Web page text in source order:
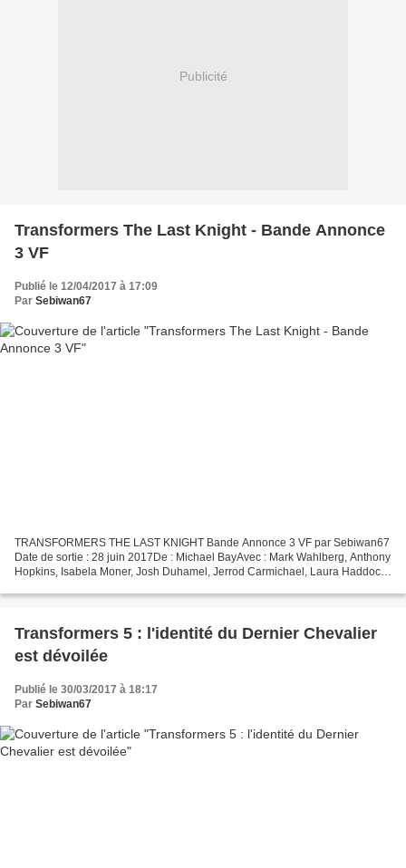
Publicité
Transformers The Last Knight - Bande Annonce
3 VF
Publié le 12/04/2017 à 17:09
Par Sebiwan67
TRANSFORMERS THE LAST KNIGHT Bande Annonce 3 VF par Sebiwan67
Date de sortie : 28 juin 2017De : Michael BayAvec : Mark Wahlberg, Anthony
Hopkins, Isabela Moner, Josh Duhamel, Jerrod Carmichael, Laura Haddock,
Transformers 5 : l'identité du Dernier Chevalier
est dévoilée
Publié le 30/03/2017 à 18:17
Par Sebiwan67